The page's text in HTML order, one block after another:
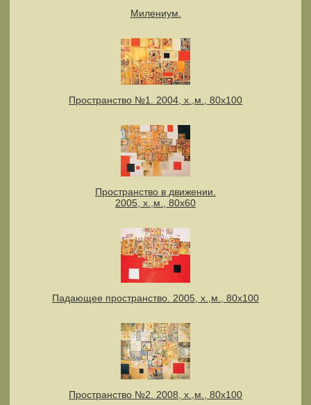
Милениум.
Пространство №1. 2004, х.,м., 80х100
Пространство в движении.
2005, х.,м., 80х60
Падающее пространство. 2005, х.,м., 80х100
Пространство №2. 2008, х.,м., 80х100